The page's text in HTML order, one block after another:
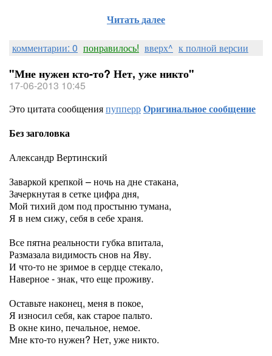
Читать далее
комментарии: 0 понравилось! вверх^ к полной версии
"Мне нужен кто-то? Нет, уже никто"
17-06-2013 10:45
Это цитата сообщенияпупперрОригинальное сообщение
Без заголовка
Александр Вертинский
Заваркой крепкой – ночь на дне стакана,
Зачеркнутая в сетке цифра дня,
Мой тихий дом под простыню тумана,
Я в нем сижу, себя в себе храня.
Все пятна реальности губка впитала,
Размазала видимость снов на Яву.
И что-то не зримое в сердце стекало,
Наверное - знак, что еще проживу.
Оставьте наконец, меня в покое,
Я износил себя, как старое пальто.
В окне кино, печальное, немое.
Мне кто-то нужен? Нет, уже никто.